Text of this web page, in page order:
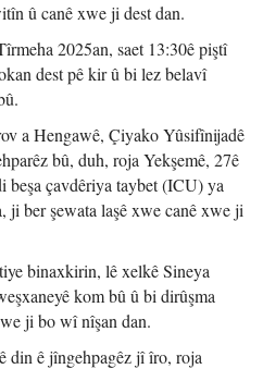
û canê xwe ji dest dan.
2025an, saet 13:30ê piştî
dest pê kir û bi lez belavî
a Hengawê, Çiyako Yûsifînijadê
bû, duh, roja Yekşemê, 27ê
beşa çavdêriya taybet (ICU) ya
ji ber şewata laşê xwe canê xwe ji
binaxkirin, lê xelkê Sineya
kom bû û bi dirûşma
ji bo wî nîşan dan.
din ê jîngehpagêz jî îro, roja